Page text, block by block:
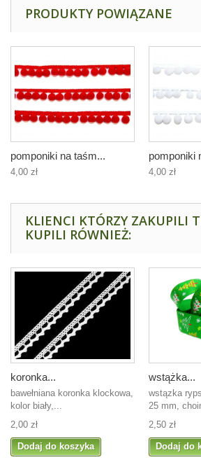
PRODUKTY POWIĄZANE
pomponiki na taśm...
4,00 zł
pomponiki
4,00 zł
KLIENCI KTÓRZY ZAKUPILI
KUPILI RÓWNIEŻ:
koronka...
bawełniana koronka klockowa,
kolor biały,...
2,00 zł
Dodaj do koszyka
wstążka...
wstązka
25 mm,
2,50 zł
Dodaj do